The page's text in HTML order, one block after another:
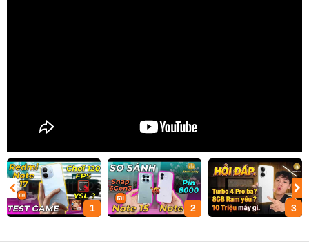
1 2 3